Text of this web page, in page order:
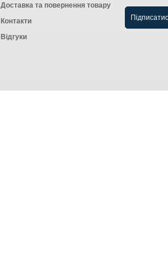
Доставка та повернення товару
Контакти
Відгуки